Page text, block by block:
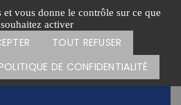
vous donne le contrôle sur ce que
activer
TOUT REFUSER
POLITIQUE DE CONFIDENTIALITÉ
Menu
FAIRE UN DON